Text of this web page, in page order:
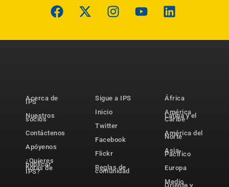
Acerca de
IPS
Nuestros
socios
Contáctenos
Apóyenos
¿Quieres
publicar
notas de
IPS?
Sigue a IPS
Inicio
Twitter
Facebook
Flickr
Reglas de
comunidad
África
América
Latina y el
Caribe
América del
Norte
Asia-
Pacífico
Europa
Medio
Oriente y